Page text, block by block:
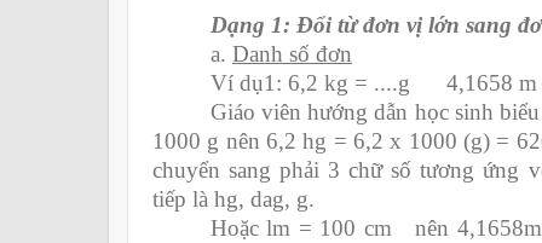
Dạng 1: Đổi từ đơn vị lớn sang
a. Danh số đơn
Ví dụ1: 6,2 kg = ....g 4,1658 m
Giáo viên hướng dẫn học sinh
1000 g nên 6,2 hg = 6,2 x 1000 (g) =
chuyển sang phải 3 chữ số tương
tiếp là hg, dag, g.
Hoặc lm = 100 cm nên